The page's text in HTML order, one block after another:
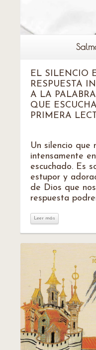
EL SILENCIO
RESPUESTA
A LA
QUE
PRIMERA
Un silencio que
intensamente
escuchado. Es
estupor y
de Dios que
respuesta
Leer más